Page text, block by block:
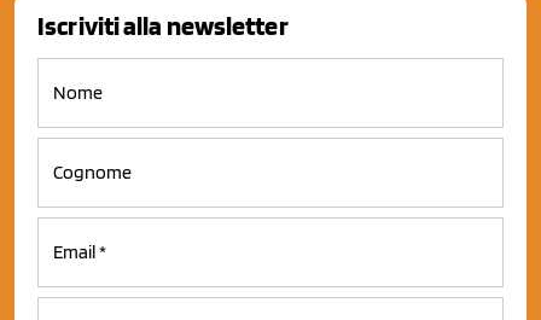
Iscriviti alla newsletter